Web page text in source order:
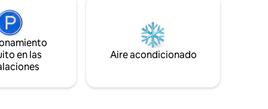
en las
Aire acondicionado